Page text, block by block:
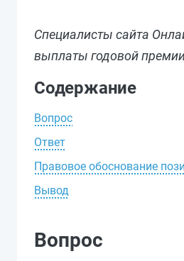
Специалисты сайта
выплаты годовой
Содержание
Вопрос
Ответ
Правовое обоснование
Вывод
Вопрос